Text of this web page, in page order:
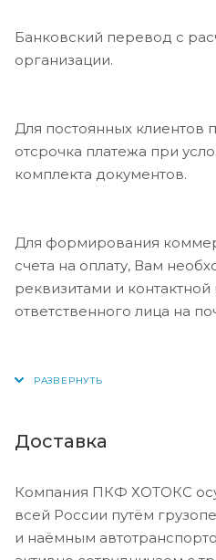
Банковский перевод с
организации.
Для постоянных клиентов
отсрочка платежа при
комплекта документов.
Для формирования
счета на оплату, Вам
реквизитами и
ответственного лица на
Доставка
Компания ПКФ ХОТОКС
всей России путём
и наёмным